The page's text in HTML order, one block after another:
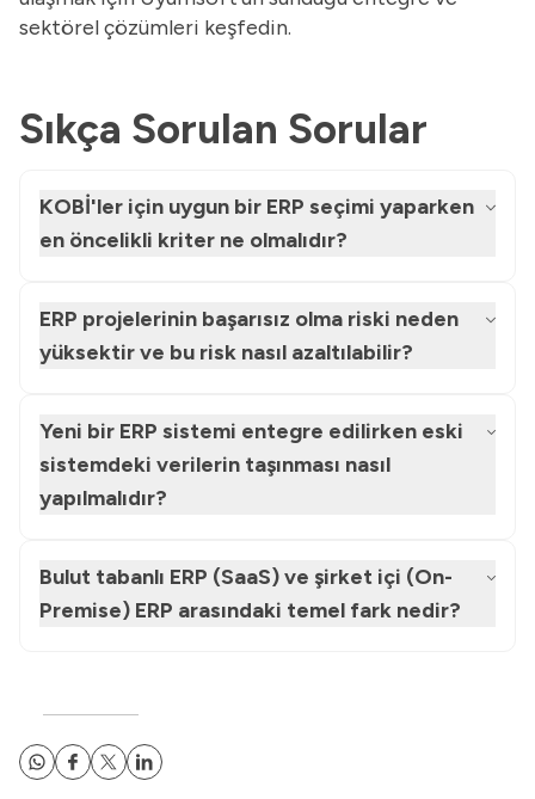
sektörel çözümleri keşfedin.
Sıkça Sorulan Sorular
KOBİ'ler için uygun bir ERP seçimi yaparken
en öncelikli kriter ne olmalıdır?
ERP projelerinin başarısız olma riski neden
yüksektir ve bu risk nasıl azaltılabilir?
Yeni bir ERP sistemi entegre edilirken eski
sistemdeki verilerin taşınması nasıl
yapılmalıdır?
Bulut tabanlı ERP (SaaS) ve şirket içi (On-
Premise) ERP arasındaki temel fark nedir?